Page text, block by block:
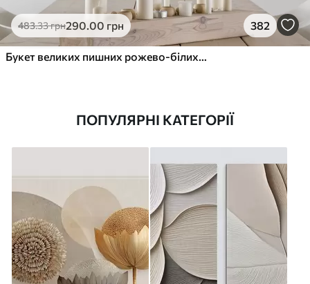
483.33грн290.00 грн 382
Букет великих пишних рожево-білих квітів півонії із зеленим листям на м’якому розмитому фоні
ПОПУЛЯРНІ КАТЕГОРІЇ